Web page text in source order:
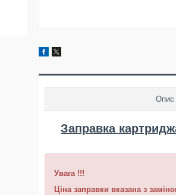
Опис
Заправка
Увага !!!
Ціна заправки вказана з